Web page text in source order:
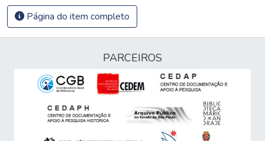
Página do item completo
PARCEIROS